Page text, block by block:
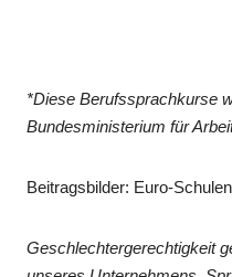
*Diese Berufssprachkurse
Bundesministerium für
Beitragsbilder: Euro-Schulen
Geschlechtergerechtigkeit